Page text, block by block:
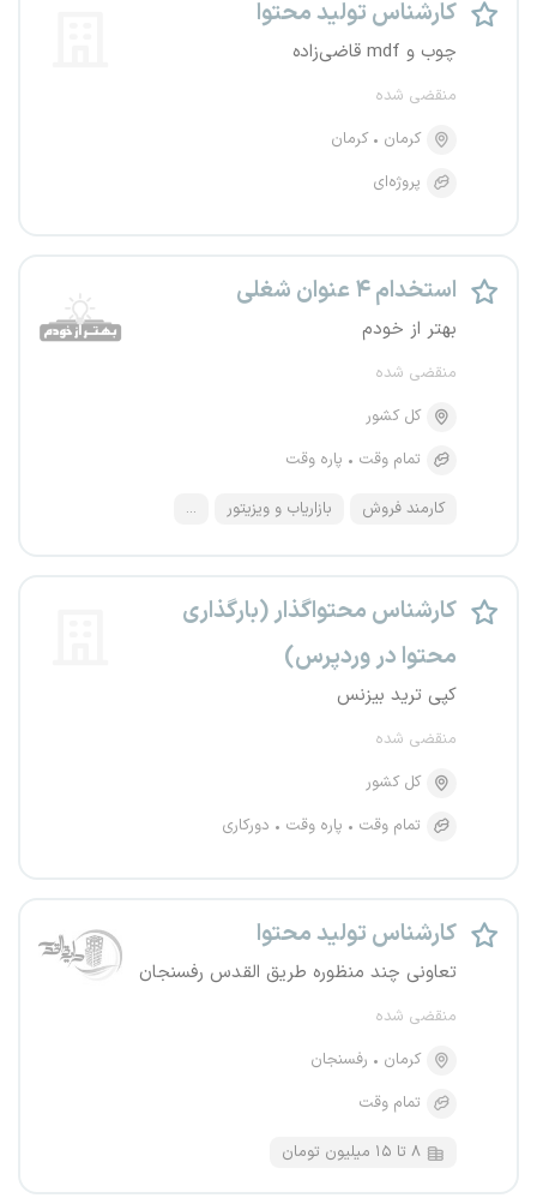
کارشناس تولید محتوا
چوب و mdf قاضی‌زاده
منقضی شده
کرمان
کرمان
پروژه‌ای
استخدام ۴ عنوان شغلی
بهتر از خودم
منقضی شده
کل کشور
تمام وقت
پاره وقت
کارمند فروش بازاریاب و ویزیتور ...
کارشناس محتوا‌گذار (بارگذاری
محتوا در وردپرس)
کپی ترید بیزنس
منقضی شده
کل کشور
تمام وقت
پاره وقت دورکاری
کارشناس تولید محتوا
تعاونی چند منظوره طریق القدس رفسنجان
منقضی شده
کرمان
رفسنجان
تمام وقت
۸ تا ۱۵ میلیون تومان